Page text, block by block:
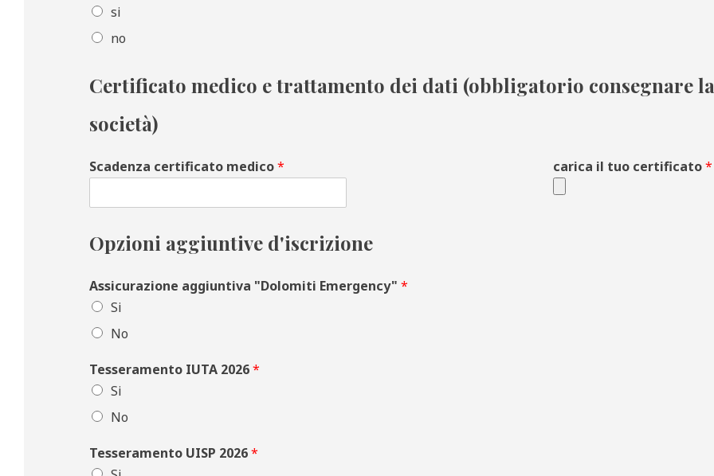
si
no
Certificato medico e trattamento dei dati (obbligatorio consegnare
società)
Scadenza certificato medico* carica il tuo certificato*
Opzioni aggiuntive d'iscrizione
Assicurazione aggiuntiva "Dolomiti Emergency" *
Si
No
Tesseramento IUTA 2026*
Si
No
Tesseramento UISP 2026*